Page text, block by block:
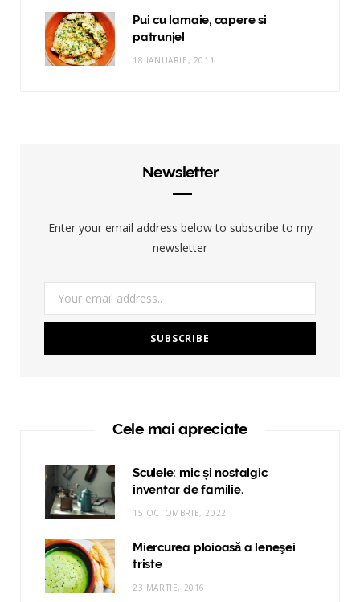
Pui cu lamaie, capere si
patrunjel
18 IANUARIE, 2011
Newsletter
Enter your email address below to subscribe to my
newsletter
Cele mai apreciate
Sculele: mic și nostalgic
inventar de familie.
15 OCTOMBRIE, 2022
Miercurea ploioasă a leneşei
triste
23 MARTIE, 2016